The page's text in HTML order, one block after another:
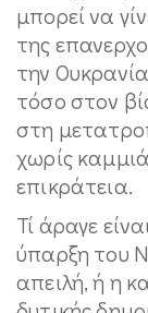
μπορεί να
της
την
τόσο στον
στη
χωρίς
επικράτεια.
Τί άραγε
ύπαρξη του
απειλή, ή η